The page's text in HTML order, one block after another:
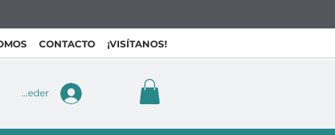
CONTACTO ¡VISÍTANOS!
Acceder